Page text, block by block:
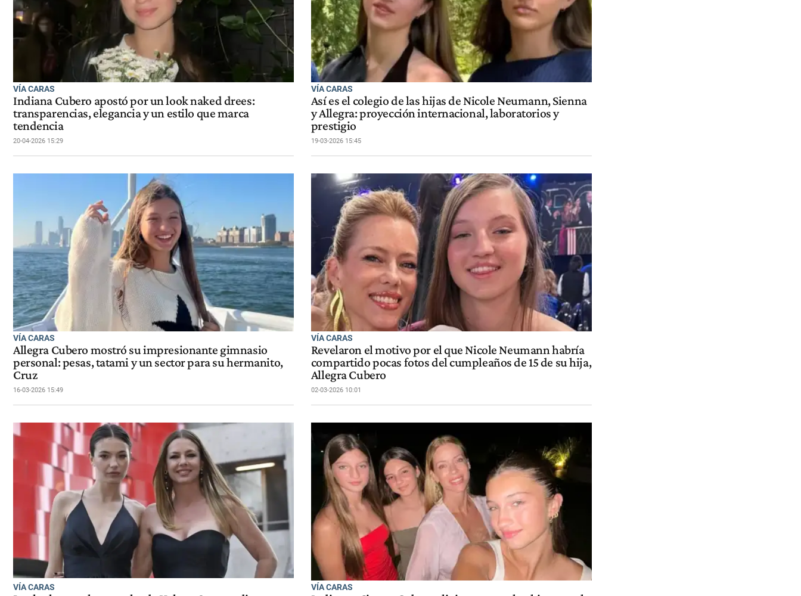
VÍA CARAS
Indiana Cubero apostó por un look naked drees:
transparencias, elegancia y un estilo que marca
tendencia
20-04-2026 15:29
VÍA CARAS
Así es el colegio de las hijas de Nicole Neumann, Sienna
y Allegra: proyección internacional, laboratorios y
prestigio
19-03-2026 15:45
VÍA CARAS
Allegra Cubero mostró su impresionante gimnasio
personal: pesas, tatami y un sector para su hermanito,
Cruz
16-03-2026 15:49
VÍA CARAS
Revelaron el motivo por el que Nicole Neumann habría
compartido pocas fotos del cumpleaños de 15 de su hija,
Allegra Cubero
02-03-2026 10:01
VÍA CARAS VÍA CARAS